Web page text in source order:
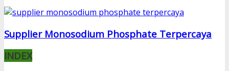
Supplier Monosodium Phosphate Terpercaya
INDEX